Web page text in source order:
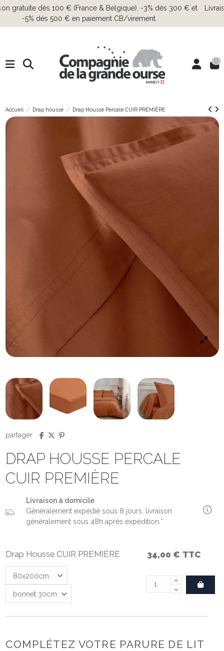
Livraison gratuite dès 100 € (France & Belgique). -3% dès 300 € et
-5% dès 500 € en paiement CB/virement.
0
Accueil Drap housse Drap Housse Percale CUIR PREMIÈRE
partager
DRAP HOUSSE PERCALE
CUIR PREMIÈRE
Livraison à domicile
Généralement expédié sous 8 jours, livraison
généralement sous 48h après expédition.*
Drap Housse CUIR PREMIÈRE 34,00 € TTC
COMPLÉTEZ VOTRE PARURE DE LIT